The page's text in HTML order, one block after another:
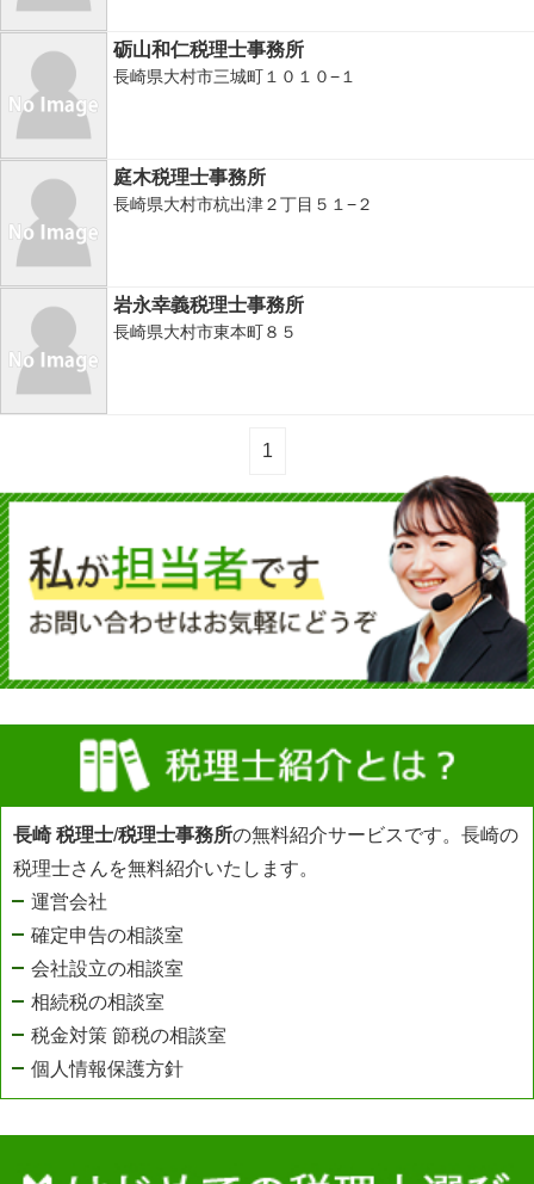
砺山和仁税理士事務所
長崎県大村市三城町１０１０−１
庭木税理士事務所
長崎県大村市杭出津２丁目５１−２
岩永幸義税理士事務所
長崎県大村市東本町８５
1
長崎 税理士/税理士事務所の無料紹介サービスです。長崎の
税理士さんを無料紹介いたします。
運営会社
確定申告の相談室
会社設立の相談室
相続税の相談室
税金対策 節税の相談室
個人情報保護方針